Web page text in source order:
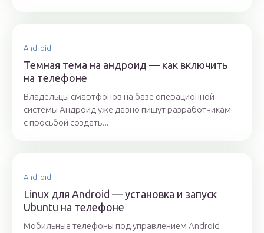
Android
Темная тема на андроид — как включить
на телефоне
Владельцы смартфонов на базе операционной
системы Андроид уже давно пишут разработчикам
с просьбой создать...
Android
Linux для Android — установка и запуск
Ubuntu на телефоне
Мобильные телефоны под управлением Android